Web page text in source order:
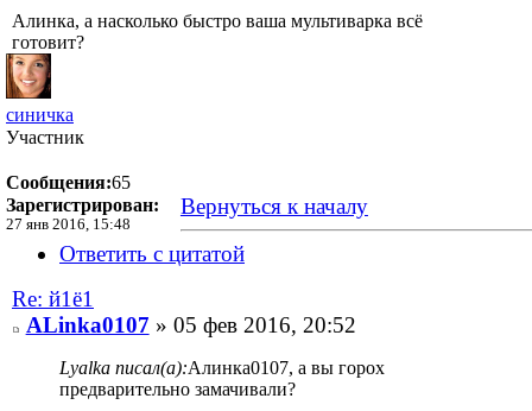
Алинка, а насколько быстро ваша мультиварка всё
готовит?
синичка
Участник
Сообщения:65
Зарегистрирован:
27 янв 2016, 15:48
Вернуться к началу
Ответить с цитатой
Re: й1ё1
ALinka0107 » 05 фев 2016, 20:52
Lyalka писал(а):Алинка0107, а вы горох
предварительно замачивали?